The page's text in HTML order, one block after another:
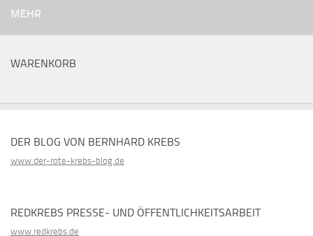
MEHR
WARENKORB
DER BLOG VON BERNHARD KREBS
www.der-rote-krebs-blog.de
REDKREBS PRESSE- UND ÖFFENTLICHKEITSARBEIT
www.redkrebs.de